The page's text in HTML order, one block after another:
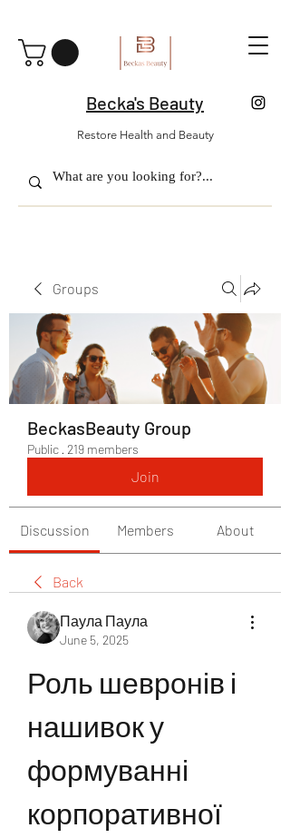
Becka's Beauty
Restore Health and Beauty
Groups
BeckasBeauty Group
Public · 219 members
Join
Discussion Members About
Back
Паула Паула
June 5, 2025
Роль шевронів і
нашивок у
формуванні
корпоративної